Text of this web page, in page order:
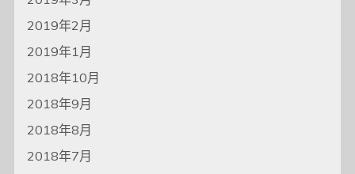
2019年2月
2019年1月
2018年10月
2018年9月
2018年8月
2018年7月